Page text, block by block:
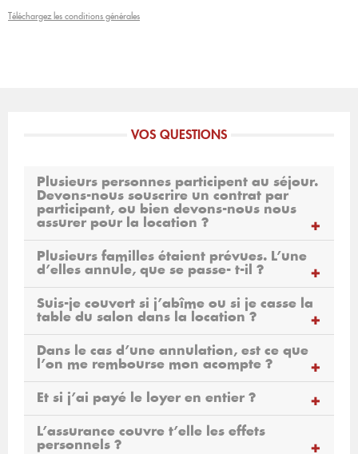
Téléchargez les conditions générales
VOS QUESTIONS
Plusieurs personnes participent au séjour.
Devons-nous souscrire un contrat par
participant, ou bien devons-nous nous
assurer pour la location ?
Plusieurs familles étaient prévues. L’une
d’elles annule, que se passe- t-il ?
Suis-je couvert si j’abîme ou si je casse la
table du salon dans la location ?
Dans le cas d’une annulation, est ce que
l’on me rembourse mon acompte ?
Et si j’ai payé le loyer en entier ?
L’assurance couvre t’elle les effets
personnels ?